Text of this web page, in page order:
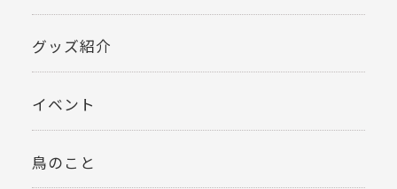
グッズ紹介
イベント
鳥のこと